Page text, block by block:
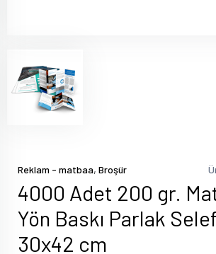
Reklam - matbaa, Broşür
4000 Adet 200 gr.
Yön Baskı Parlak
30x42 cm